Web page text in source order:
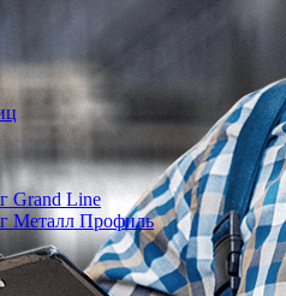
Grand Line
Металл Профиль